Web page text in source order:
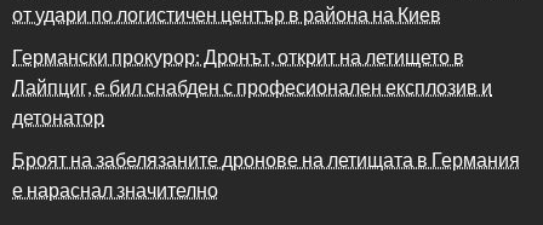
от удари по логистичен център в района на Киев
Германски прокурор: Дронът, открит на летището в
Лайпциг, е бил снабден с професионален експлозив и
детонатор
Броят на забелязаните дронове на летищата в Германия
е нараснал значително